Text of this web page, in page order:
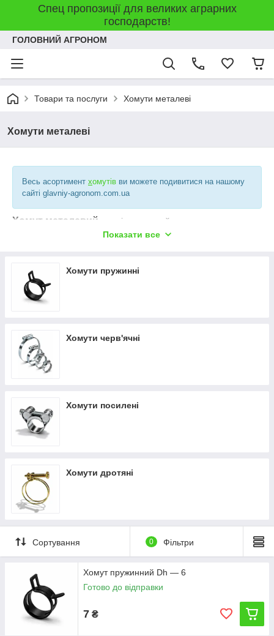
Спец пропозиції для великих аграрних
господарств!
ГОЛОВНИЙ АГРОНОМ
Товари та послуги Хомути металеві
Хомути металеві
Весь асортимент хомутів ви можете подивитися на нашому
сайті glavniy-agronom.com.ua
Хомут металевий — універсальний елемент
кріплення,який використовуєтся для надійної
Будова хомута:основа — металеве кільце, яке
затягується нарізним вузлом. В більшості випадків хомут на т
рубу виготовляється з нержавіючої сталі и
Хомути стяжкивикористовують для герметизації шлангів, зак
ріплення трубопроводів, опалювальних систем, електричних
джгутів і т.д
В залежності від норми напруги, стяжки розділяють на:
є можливість використовувати багаторазово.Має вид кільця з
замком для скріплення.
• Пружинний хомут
• Посилений хомут
— ідеально підходить для великих
навантажень і є довговічним, оскільки покриті цинком. В таких
умовах сприяє найкраща щільність з'єднання.
Всі види хомутів Ви можете придбати за найнижчими цінами
Татарбунари, Одеська обл., вул..Гульченка 1
Показати все
Хомути пружинні
Хомути черв'ячні
Хомути посилені
Хомути дротяні
Сортування 0 Фільтри
Хомут пружинний Dh — 6
Готово до відправки
7 ₴